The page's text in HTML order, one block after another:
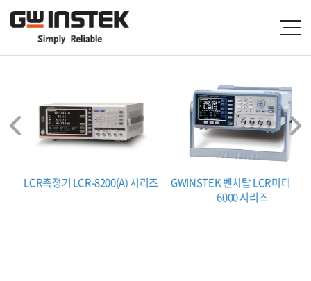
LCR측정기 LCR-8200(A) 시리즈
GWINSTEK 벤치탑 LCR미터
6000 시리즈